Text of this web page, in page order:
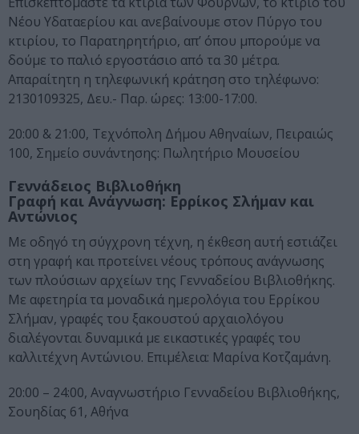
Νέου Υδαταερίου και ανεβαίνουμε στον Πύργο του
κτιρίου, το Παρατηρητήριο, απ’ όπου μπορούμε να
δούμε το παλιό εργοστάσιο από τα 30 μέτρα.
Απαραίτητη η τηλεφωνική κράτηση στο τηλέφωνο:
2130109325, Δευ.- Παρ. ώρες: 13:00-17:00.
20:00 & 21:00, Τεχνόπολη Δήμου Αθηναίων, Πειραιώς
100, Σημείο συνάντησης: Πωλητήριο Μουσείου
Γεννάδειος Βιβλιοθήκη
Γραφή και Ανάγνωση: Ερρίκος Σλήμαν και
Αντώνιος
Με οδηγό τη σύγχρονη τέχνη, η έκθεση αυτή εστιάζει
στη γραφή και προτείνει νέους τρόπους ανάγνωσης
των πλούσιων αρχείων της Γενναδείου Βιβλιοθήκης.
Με αφετηρία τα μοναδικά ημερολόγια του Ερρίκου
Σλήμαν, γραφές του ξακουστού αρχαιολόγου
διαλέγονται δυναμικά με εικαστικές γραφές του
καλλιτέχνη Αντώνιου. Επιμέλεια: Μαρίνα Κοτζαμάνη.
20:00 – 24:00, Αναγνωστήριο Γενναδείου Βιβλιοθήκης,
Σουηδίας 61, Αθήνα